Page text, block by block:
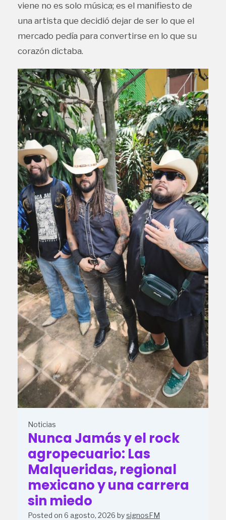
viene no es solo música; es el manifiesto de
una artista que decidió dejar de ser lo que el
mercado pedía para convertirse en lo que su
corazón dictaba.
Noticias
Nunca Jamás y el rock
agropecuario: Las
Malqueridas, regional
mexicano y una carrera
sin miedo
Posted on 6 agosto, 2026 bysignosFM